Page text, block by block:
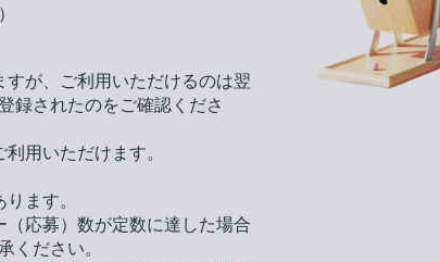
が、ご利用いただけるのは翌
録されたのをご確認くださ
用いただけます。
ます。
応募）数が定数に達した場合
ください。